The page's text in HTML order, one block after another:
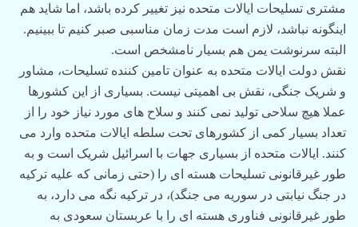
مشتری تسلیحات ایالات متحده نیز تغییر کرده باشد، اما شاید هم
اینگونه نباشد، لازم است مدت زمان مناسبی صبر کنیم تا ببینیم.
البته سرنوشت یمن هم بسیار نامشخص است.
نقش دولت ایالات متحده به عنوان تامین کننده تسلیحات، مشاور
و شریک جنگی، نقش بی اهمیتی نیست. بسیاری از این کشورها
عملا هیچ سلاحی تولید نمی کنند و سلاح های مورد نیاز خود را از
تعداد بسیار کمی از کشورهای تحت سلطه ایالات متحده وارد می
کنند. ایالات متحده از بسیاری جهات با اسرائیل شریک است و به
طور غیرقانونی تسلیحات هسته ای را (حتی زمانی که علیه ترکیه
در جنگ نیابتی در سوریه می جنگد)، در ترکیه نگه می دارد، به
طور غیرقانونی فناوری هسته ای را با عربستان سعودی به